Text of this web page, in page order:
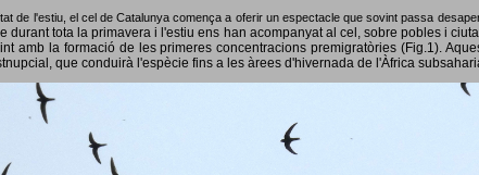
de l'estiu, el cel de Catalunya comença a oferir un espectacle que sovint passa
durant tota la primavera i l'estiu ens han acompanyat al cel, sobre pobles i
amb la formació de les primeres concentracions premigratòries (Fig.1).
que conduirà l'espècie fins a les àrees d'hivernada de l'Àfrica